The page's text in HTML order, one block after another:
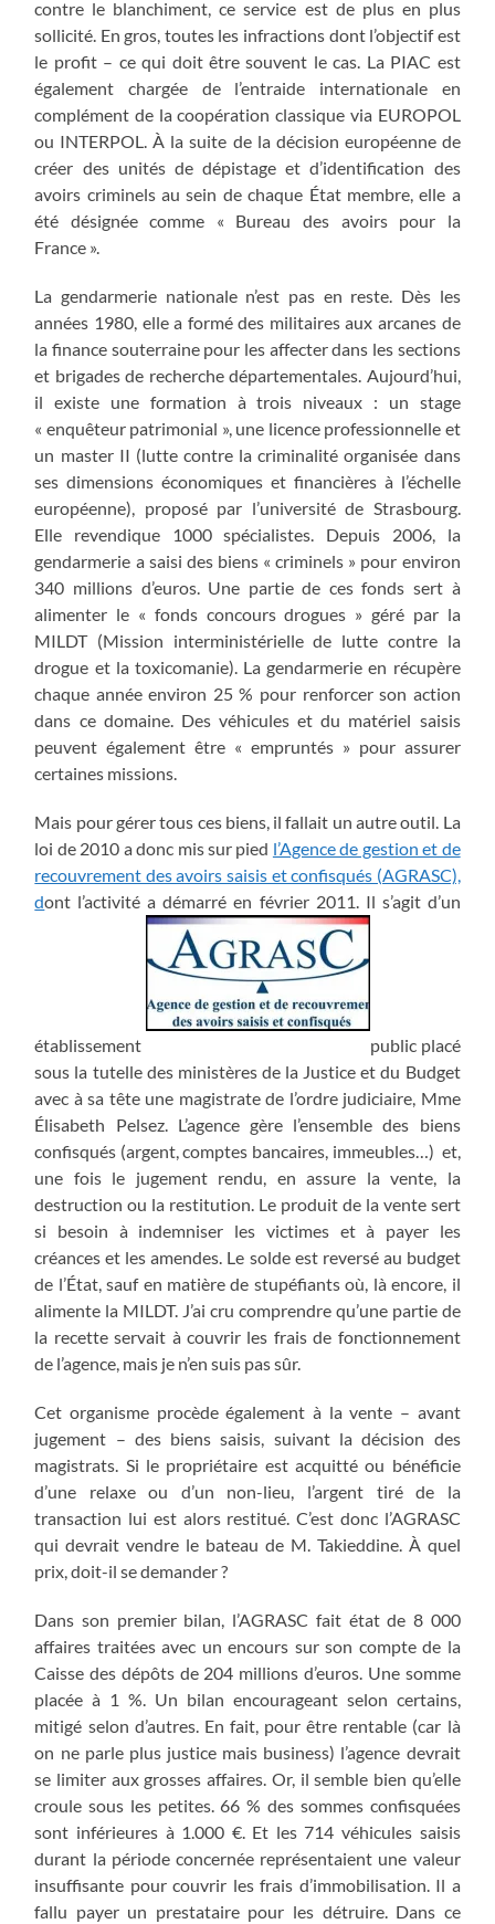
contre le blanchiment, ce service est de plus en plus
sollicité. En gros, toutes les infractions dont l’objectif est
le profit – ce qui doit être souvent le cas. La PIAC est
également chargée de l’entraide internationale en
complément de la coopération classique via EUROPOL
ou INTERPOL. À la suite de la décision européenne de
créer des unités de dépistage et d’identification des
avoirs criminels au sein de chaque État membre, elle a
été désignée comme « Bureau des avoirs pour la
France ».
La gendarmerie nationale n’est pas en reste. Dès les
années 1980, elle a formé des militaires aux arcanes de
la finance souterraine pour les affecter dans les sections
et brigades de recherche départementales. Aujourd’hui,
il existe une formation à trois niveaux : un stage
« enquêteur patrimonial », une licence professionnelle et
un master II (lutte contre la criminalité organisée dans
ses dimensions économiques et financières à l’échelle
européenne), proposé par l’université de Strasbourg.
Elle revendique 1000 spécialistes. Depuis 2006, la
gendarmerie a saisi des biens « criminels » pour environ
340 millions d’euros. Une partie de ces fonds sert à
alimenter le « fonds concours drogues » géré par la
MILDT (Mission interministérielle de lutte contre la
drogue et la toxicomanie). La gendarmerie en récupère
chaque année environ 25 % pour renforcer son action
dans ce domaine. Des véhicules et du matériel saisis
peuvent également être « empruntés » pour assurer
certaines missions.
Mais pour gérer tous ces biens, il fallait un autre outil. La
loi de 2010 a donc mis sur pied l’Agence de gestion et de
recouvrement des avoirs saisis et confisqués (AGRASC),
dont l’activité a démarré en février 2011. Il s’agit d’un
établissement
public placé
sous la tutelle des ministères de la Justice et du Budget
avec à sa tête une magistrate de l’ordre judiciaire, Mme
Élisabeth Pelsez. L’agence gère l’ensemble des biens
confisqués (argent, comptes bancaires, immeubles…) et,
une fois le jugement rendu, en assure la vente, la
destruction ou la restitution. Le produit de la vente sert
si besoin à indemniser les victimes et à payer les
créances et les amendes. Le solde est reversé au budget
de l’État, sauf en matière de stupéfiants où, là encore, il
alimente la MILDT. J’ai cru comprendre qu’une partie de
la recette servait à couvrir les frais de fonctionnement
de l’agence, mais je n’en suis pas sûr.
Cet organisme procède également à la vente – avant
jugement – des biens saisis, suivant la décision des
magistrats. Si le propriétaire est acquitté ou bénéficie
d’une relaxe ou d’un non-lieu, l’argent tiré de la
transaction lui est alors restitué. C’est donc l’AGRASC
qui devrait vendre le bateau de M. Takieddine. À quel
prix, doit-il se demander ?
Dans son premier bilan, l’AGRASC fait état de 8 000
affaires traitées avec un encours sur son compte de la
Caisse des dépôts de 204 millions d’euros. Une somme
placée à 1 %. Un bilan encourageant selon certains,
mitigé selon d’autres. En fait, pour être rentable (car là
on ne parle plus justice mais business) l’agence devrait
se limiter aux grosses affaires. Or, il semble bien qu’elle
croule sous les petites. 66 % des sommes confisquées
sont inférieures à 1.000 €. Et les 714 véhicules saisis
durant la période concernée représentaient une valeur
insuffisante pour couvrir les frais d’immobilisation. Il a
fallu payer un prestataire pour les détruire. Dans ce